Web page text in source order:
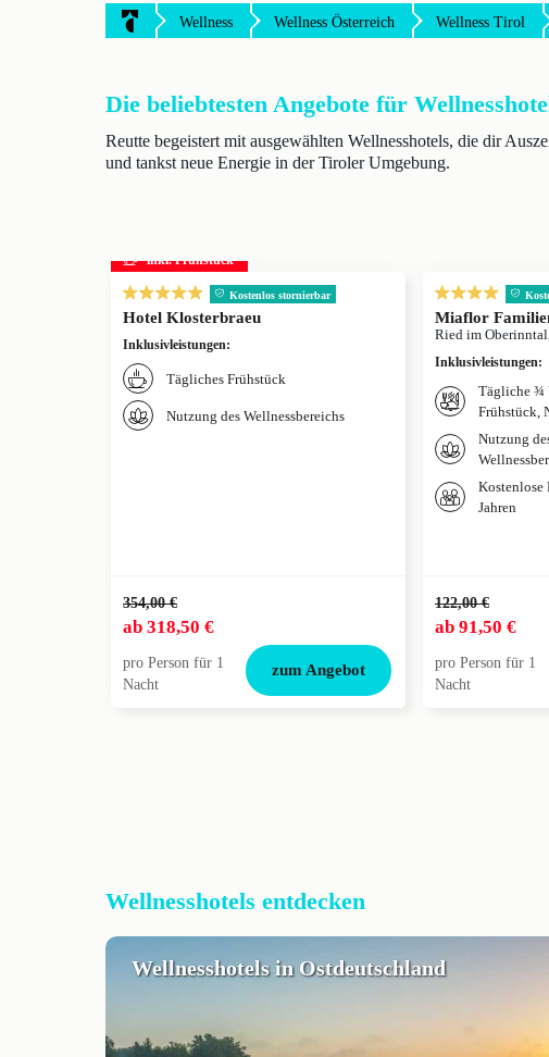
Wellness Wellness Österreich Wellness Tirol
Die beliebtesten Angebote für
Reutte begeistert mit ausgewählten Wellnesshotels, die dir
und tankst neue Energie in der Tiroler Umgebung.
inkl. Frühstück
Kostenlos stornierbar
Hotel Klosterbraeu
Inklusivleistungen:
Tägliches Frühstück
Nutzung des Wellnessbereichs
354,00 €
ab 318,50 €
pro Person für 1
Nacht
zum Angebot
Miaflor
Ried im
Inklusivleistungen:
Tägliche ¾
Frühstück,
Nutzung
Kostenlose
Jahren
122,00 €
ab 91,50 €
pro Person für 1
Nacht
Wellnesshotels entdecken
Wellnesshotels in Ostdeutschland